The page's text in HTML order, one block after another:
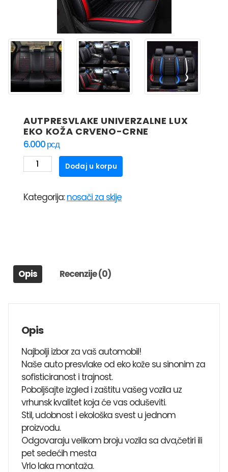
AUTPRESVLAKE UNIVERZALNE LUX
EKO KOŽA CRVENO-CRNE
6.000рсд
AUTPRESVLAKE
UNIVERZALNE
EKO
Dodaj u korpu
Kategorija:nosači za skije
Opis Recenzije (0)
Opis
Najbolji izbor za vaš automobil!
Naše auto presvlake od eko kože su sinonim za
sofisticiranost i trajnost.
Poboljšajte izgled i zaštitu vašeg vozila uz
vrhunsk kvalitet koja će vas oduševiti.
Stil, udobnost i ekološka svest u jednom
proizvodu.
Odgovaraju velikom broju vozila sa dva,četiri ili
pet sedećih mesta
Vrlo laka montaža.